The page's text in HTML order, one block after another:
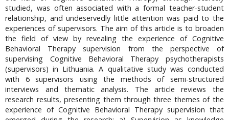
studied, was often associated with a formal teacher-student
relationship, and undeservedly little attention was paid to the
experiences of supervisors. The aim of this article is to broaden
the field of view by revealing the experience of Cognitive
Behavioral Therapy supervision from the perspective of
supervising Cognitive Behavioral Therapy psychotherapists
(supervisors) in Lithuania. A qualitative study was conducted
with 6 supervisors using the methods of semi-structured
interviews and thematic analysis. The article reviews the
research results, presenting them through three themes of the
experience of Cognitive Behavioral Therapy supervision that